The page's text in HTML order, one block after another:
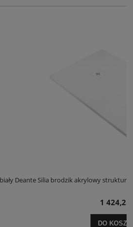
struktura A prostokątny 100x120cm